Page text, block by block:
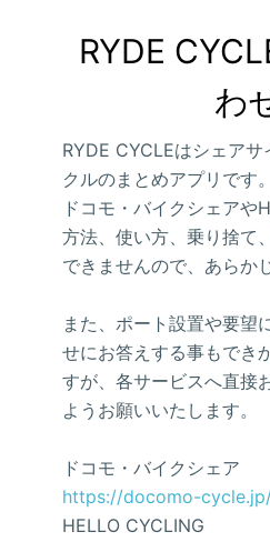
RYDE
わ
RYDE CYCLEはシェアサ
クルのまとめアプリです。
ドコモ・バイクシェア
方法、使い方、乗り捨て
できませんので、あらか
また、ポート設置や要望
せにお答えする事もでき
すが、各サービスへ直接
ようお願いいたします。
ドコモ・バイクシェア
https://docomo-
HELLO CYCLING